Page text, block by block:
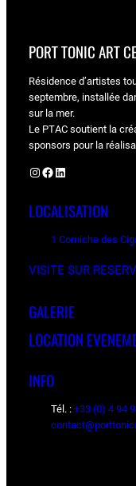
PORT TONIC ART
Résidence d’artistes
septembre, installée
sur la mer.
Le PTAC soutient la
sponsors pour la
Instagram Facebook LinkedIn
LOCALISATION
1 Corniche des
VISITE SUR
GALERIE
LOCATION
INFO
Tél. : +33 (0) 4 94